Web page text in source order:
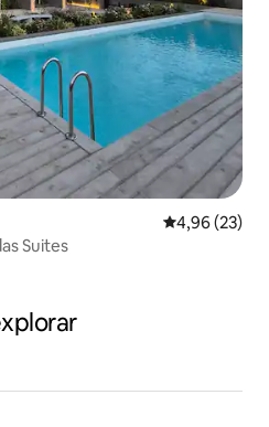
4,96 de
4,96 (23)
Suites